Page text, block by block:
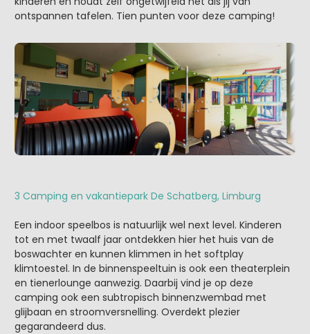
ontspannen tafelen. Tien punten voor deze camping!
3 Camping en vakantiepark De Schatberg, Limburg
Een indoor speelbos is natuurlijk wel next level. Kinderen
tot en met twaalf jaar ontdekken hier het huis van de
boswachter en kunnen klimmen in het softplay
klimtoestel. In de binnenspeeltuin is ook een theaterplein
en tienerlounge aanwezig. Daarbij vind je op deze
camping ook een subtropisch binnenzwembad met
glijbaan en stroomversnelling. Overdekt plezier
gegarandeerd dus.